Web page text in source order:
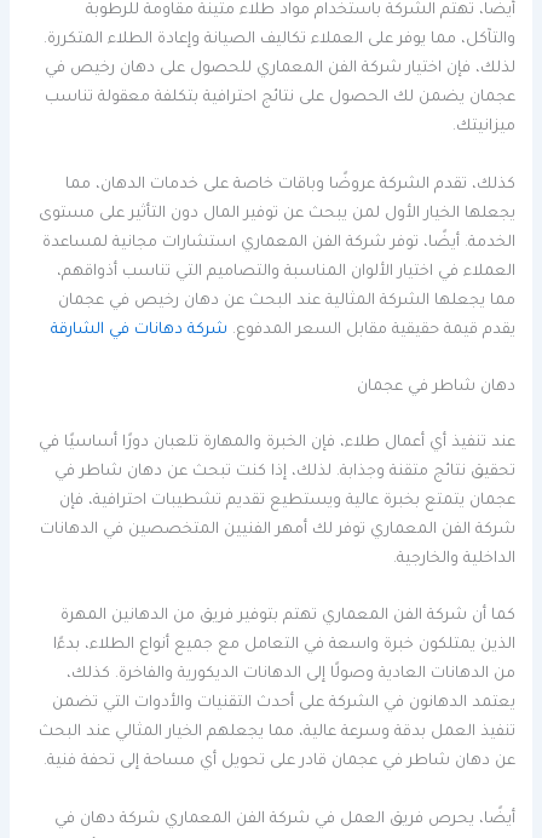
أيضًا، تهتم الشركة باستخدام مواد طلاء متينة مقاومة للرطوبة
والتآكل، مما يوفر على العملاء تكاليف الصيانة وإعادة الطلاء المتكررة.
لذلك، فإن اختيار شركة الفن المعماري للحصول على دهان رخيص في
عجمان يضمن لك الحصول على نتائج احترافية بتكلفة معقولة تناسب
ميزانيتك.
كذلك، تقدم الشركة عروضًا وباقات خاصة على خدمات الدهان، مما
يجعلها الخيار الأول لمن يبحث عن توفير المال دون التأثير على مستوى
الخدمة. أيضًا، توفر شركة الفن المعماري استشارات مجانية لمساعدة
العملاء في اختيار الألوان المناسبة والتصاميم التي تناسب أذواقهم،
مما يجعلها الشركة المثالية عند البحث عن دهان رخيص في عجمان
يقدم قيمة حقيقية مقابل السعر المدفوع. شركة دهانات في الشارقة
دهان شاطر في عجمان
عند تنفيذ أي أعمال طلاء، فإن الخبرة والمهارة تلعبان دورًا أساسيًا في
تحقيق نتائج متقنة وجذابة. لذلك، إذا كنت تبحث عن دهان شاطر في
عجمان يتمتع بخبرة عالية ويستطيع تقديم تشطيبات احترافية، فإن
شركة الفن المعماري توفر لك أمهر الفنيين المتخصصين في الدهانات
الداخلية والخارجية.
كما أن شركة الفن المعماري تهتم بتوفير فريق من الدهانين المهرة
الذين يمتلكون خبرة واسعة في التعامل مع جميع أنواع الطلاء، بدءًا
من الدهانات العادية وصولًا إلى الدهانات الديكورية والفاخرة. كذلك،
يعتمد الدهانون في الشركة على أحدث التقنيات والأدوات التي تضمن
تنفيذ العمل بدقة وسرعة عالية، مما يجعلهم الخيار المثالي عند البحث
عن دهان شاطر في عجمان قادر على تحويل أي مساحة إلى تحفة فنية.
أيضًا، يحرص فريق العمل في شركة الفن المعماري شركة دهان في